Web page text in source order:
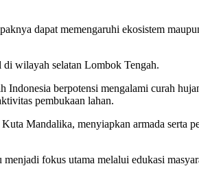
dapat memengaruhi ekosistem
di wilayah selatan Lombok Tengah.
Indonesia berpotensi mengalami curah
pembukaan lahan.
Mandalika, menyiapkan armada serta
fokus utama melalui edukasi